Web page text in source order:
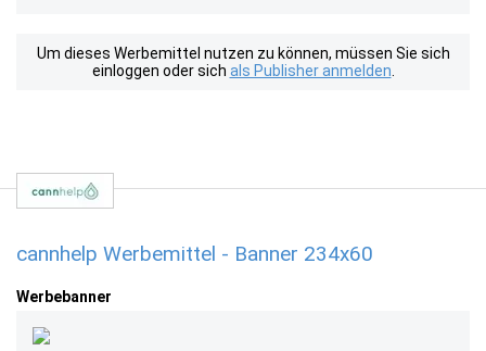
Um dieses Werbemittel nutzen zu können, müssen Sie sich
einloggen oder sich als Publisher anmelden
cannhelp Werbemittel - Banner 234x60
Werbebanner